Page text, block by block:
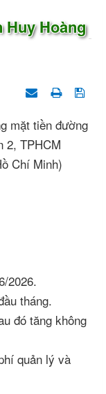
Hoàng
mặt tiền đường
2, TPHCM
Chí Minh)
2026.
tháng.
đó tăng không
quản lý và